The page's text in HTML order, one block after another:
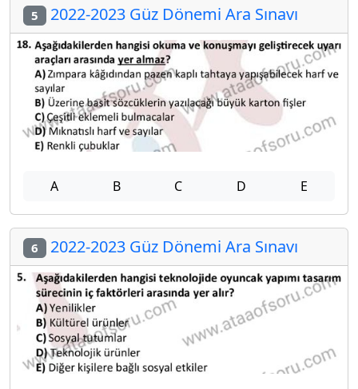
5 2022-2023 Güz Dönemi Ara Sınavı
A B C D E
6 2022-2023 Güz Dönemi Ara Sınavı